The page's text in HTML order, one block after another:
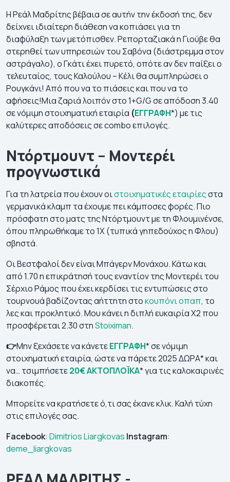
Η Ρεάλ Μαδρίτης βέβαια σε αυτήν την έκδοσή της, δεν
δείχνει ιδιαίτερη διάθεση να κοπιάσει για τη
διαφύλαξη των μετόπισθεν. Ρεπορταζιακά η Γιούβε θα
στερηθεί των υπηρεσιών του Σαβόνα (διάστρεμμα στον
αστράγαλο), ο Γκάτι έχει πυρετό, οπότε αν δεν παίξει ο
τελευταίος, τους Καλούλου – Κέλι θα συμπληρώσει ο
Ρουγκάνι! Από που να το πιάσεις και που να το
αφήσεις!Μια ζαριά λοιπόν στο 1+G/G σε απόδοση 3.40
σε νόμιμη στοιχηματική εταιρία (ΕΓΓΡΑΦΗ*) με τις
καλύτερες αποδόσεις σε combo επιλογές.
Ντόρτμουντ – Μοντερέι
προγνωστικά
Για τη λατρεία που έχουν οιστοιχηματικές εταιρίεςστα
γερμανικά κλαμπ τα έχουμε πει κάμποσες φορές. Πιο
πρόσφατη στο ματς της Ντόρτμουντ με τη Φλουμινένσε,
όπου πληρωθήκαμε το 1Χ (τυπικά γηπεδούχος η Φλου)
σβηστά.
Οι Βεστφαλοί δεν είναι Μπάγερν Μονάχου. Κάτω και
από 1.70 η επικράτησή τους εναντίον της Μοντερέι του
Σέρχιο Ράμος που έχει κερδίσει τις εντυπώσεις στο
τουρνουά βαδίζοντας αήττητη στοκουπόνι οπαπ, το
λες και προκλητικό. Μου κάνει η διπλή ευκαιρία Χ2 που
προσφέρεται 2.30 στηStoiximan.
👉Μην ξεχάσετε να κάνετεΕΓΓΡΑΦΗ* σε νόμιμη
στοιχηματική εταιρία, ώστε να πάρετε 2025 ΔΩΡΑ* και
να… τσιμπήσετε20€ ΑΚΤΟΠΛΟΪΚΑ* για τις καλοκαιρινές
διακοπές.
Μπορείτε να κρατήσετε ό,τι σας έκανε κλικ. Καλή τύχη
στις επιλογές σας.
Facebook: Dimitrios Liargkovas Instagram:
deme_liargkovas